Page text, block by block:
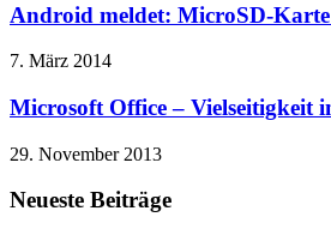
Android meldet: MicroSD-Karte
7. März 2014
Microsoft Office – Vielseitigkeit
29. November 2013
Neueste Beiträge